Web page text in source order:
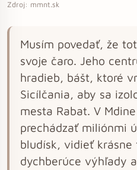
Zdroj: mmnt.sk
Musím povedať, že
svoje čaro. Jeho
hradieb, bášt, ktoré
Sicílčania, aby sa
mesta Rabat. V
prechádzať miliónmi
bludísk, vidieť krásne
dychberúce výhľady